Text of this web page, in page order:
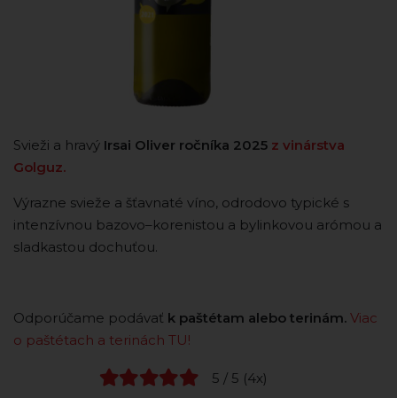
Svieži a hravý Irsai Oliver ročníka 2025 z vinárstva
Golguz.
Výrazne svieže a šťavnaté víno, odrodovo typické s
intenzívnou bazovo–korenistou a bylinkovou arómou a
sladkastou dochuťou.
Odporúčame podávať k paštétam alebo terinám. Viac
o paštétach a terinách TU!
5 / 5 (4x)